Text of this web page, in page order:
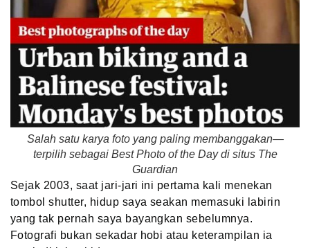
Salah satu karya foto yang paling membanggakan—
terpilih sebagai Best Photo of the Day di situs The
Guardian
Sejak 2003, saat jari-jari ini pertama kali menekan
tombol shutter, hidup saya seakan memasuki labirin
yang tak pernah saya bayangkan sebelumnya.
Fotografi bukan sekadar hobi atau keterampilan ia